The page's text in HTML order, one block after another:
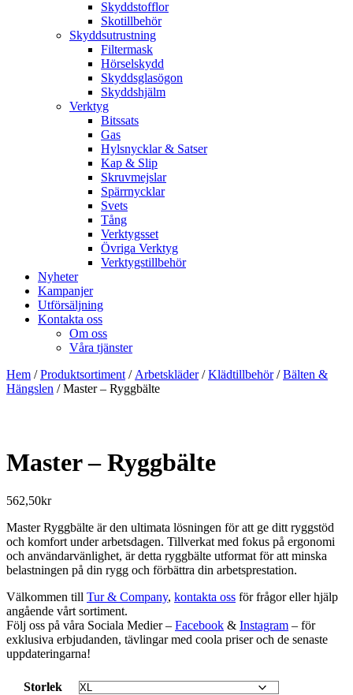
Skyddstofflor
Skotillbehör
Skyddsutrustning
Filtermask
Hörselskydd
Skyddsglasögon
Skyddshjälm
Verktyg
Bitssats
Gas
Hylsnycklar & Satser
Kap & Slip
Skruvmejslar
Spärrnycklar
Svets
Tång
Verktygsset
Övriga Verktyg
Verktygstillbehör
Nyheter
Kampanjer
Utförsäljning
Kontakta oss
Om oss
Våra tjänster
Hem /Produktsortiment / Arbetskläder/Klädtillbehör/Bälten &
Hängslen / Master – Ryggbälte
Master – Ryggbälte
562,50kr
Master Ryggbälte är den ultimata lösningen för att ge ditt ryggstöd
och komfort under arbetsdagen. Tillverkat med fokus på ergonomi
och användarvänlighet, är detta ryggbälte utformat för att minska
belastningen på din rygg och förbättra din arbetsprestation.
Välkommen till Tur & Company, kontakta oss för frågor eller hjälp
angående vårt sortiment.
Följ oss på våra Sociala Medier – Facebook & Instagram – för
exklusiva erbjudanden, tävlingar med coola priser och de senaste
uppdateringarna!
Storlek